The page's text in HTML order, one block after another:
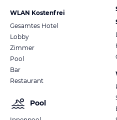
WLAN Kostenfrei
Gesamtes Hotel
Lobby
Zimmer
Pool
Bar
Restaurant
Pool